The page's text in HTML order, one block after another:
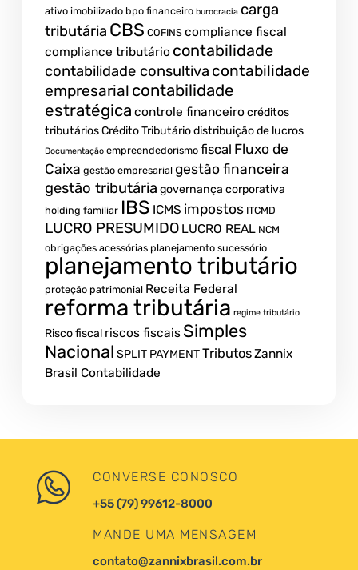
ativo imobilizado bpo financeiro burocracia carga
tributária CBS COFINS compliance fiscal
compliance tributário contabilidade
contabilidade consultiva contabilidade
empresarial contabilidade
estratégica controle financeiro créditos
tributáriosCrédito Tributáriodistribuição de lucros
Documentação empreendedorismo fiscal Fluxo de
Caixa gestão empresarial gestão financeira
gestão tributária governança corporativa
holding familiar IBS ICMS impostos ITCMD
LUCRO PRESUMIDO LUCRO REAL NCM
obrigações acessórias planejamento sucessório
planejamento tributário
proteção patrimonial Receita Federal
reforma tributária regime tributário
Risco fiscal riscos fiscais Simples
Nacional SPLIT PAYMENTTributosZannix
Brasil Contabilidade
CONVERSE CONOSCO
+55 (79) 99612-8000
MANDE UMA MENSAGEM
contato@zannixbrasil.com.br